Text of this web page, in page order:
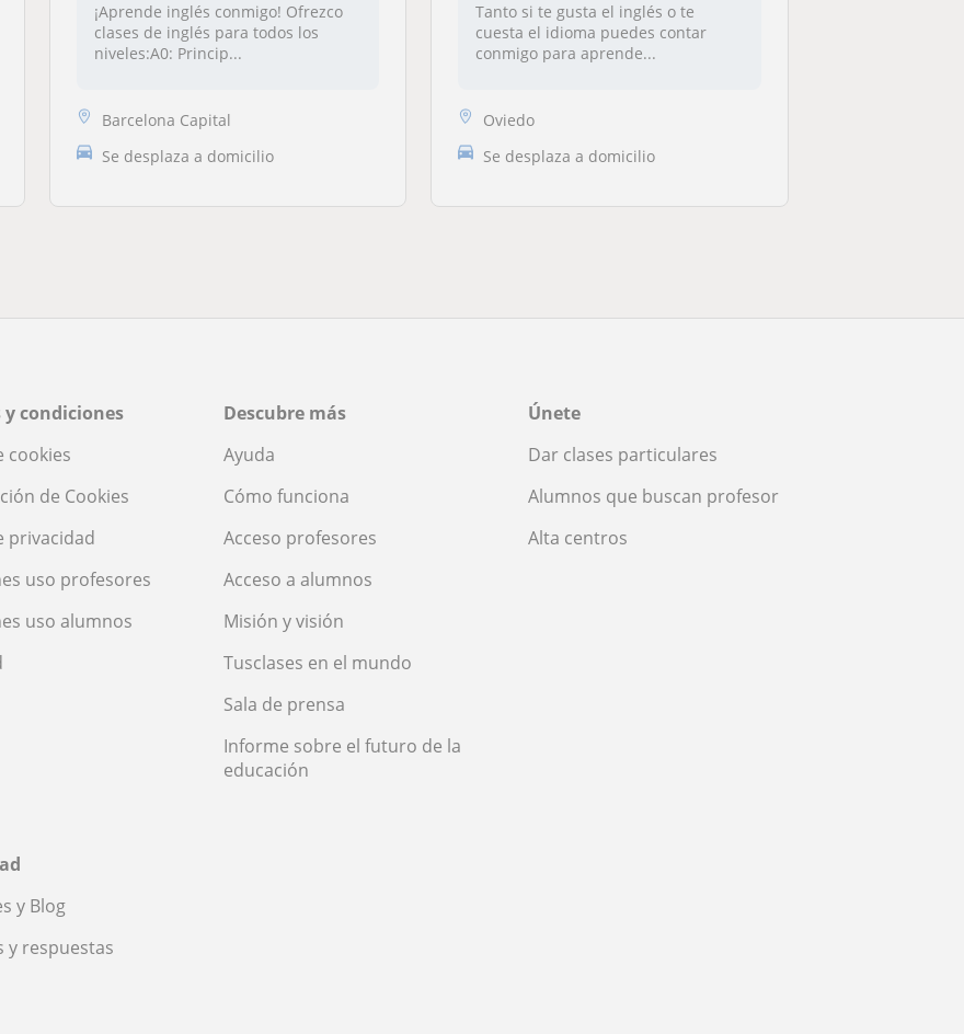
¡Aprende inglés conmigo! Ofrezco
clases de inglés para todos los
niveles:A0: Princip...
Barcelona Capital
Se desplaza a domicilio
Tanto si te gusta el inglés o te
cuesta el idioma puedes contar
conmigo para aprende...
Oviedo
Se desplaza a domicilio
condiciones
cookies
de Cookies
privacidad
uso profesores
uso alumnos
Descubre más
Ayuda
Cómo funciona
Acceso profesores
Acceso a alumnos
Misión y visión
Tusclases en el mundo
Sala de prensa
Informe sobre el futuro de la
educación
Únete
Dar clases particulares
Alumnos que buscan profesor
Alta centros
y Blog
y respuestas